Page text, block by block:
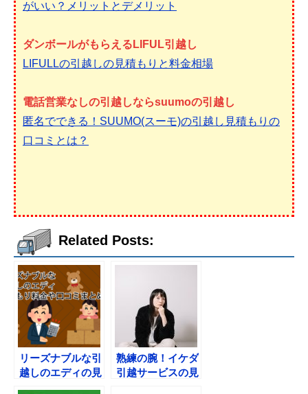
がいい？メリットとデメリット
ダンボールがもらえるLIFUL引越し
LIFULLの引越しの見積もりと料金相場
電話営業なしの引越しならsuumoの引越し
匿名でできる！SUUMO(スーモ)の引越し見積もりの
口コミとは？
Related Posts:
リーズナブルな引
越しのエディの見
熟練の腕！イケダ
引越サービスの見